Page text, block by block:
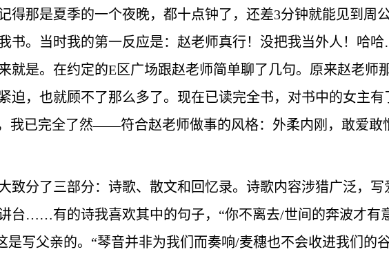
得那是夏季的一个夜晚，都十点钟了，还差3分钟就能见到周
。当时我的第一反应是：赵老师真行！没把我当外人！哈
就是。在约定的E区广场跟赵老师简单聊了几句。原来赵老师
迫，也就顾不了那么多了。现在已读完全书，对书中的女主有
我已完全了然——符合赵老师做事的风格：外柔内刚，敢爱敢
致分了三部分：诗歌、散文和回忆录。诗歌内容涉猎广泛，写
台……有的诗我喜欢其中的句子，“你不离去/世间的奔波才有
是写父亲的。“琴音并非为我们而奏响/麦穗也不会收进我们的